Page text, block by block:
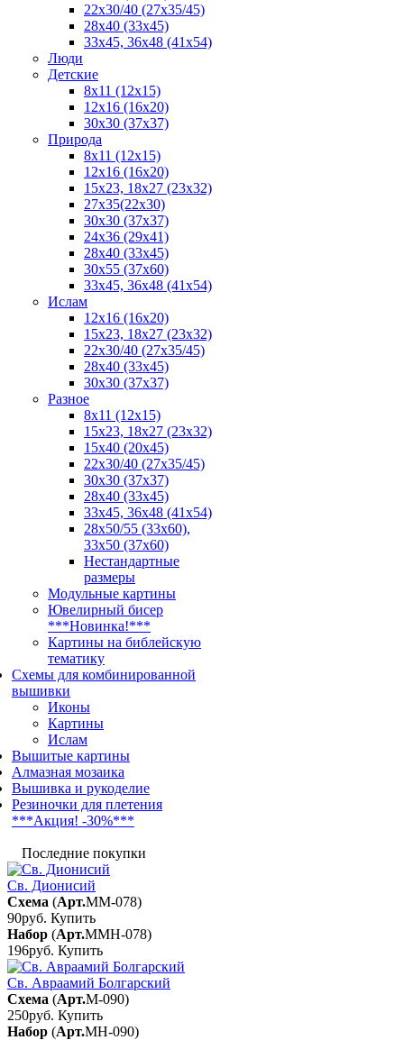
22x30/40 (27x35/45)
28х40 (33х45)
33х45, 36х48 (41х54)
Люди
Детские
8x11 (12x15)
12x16 (16x20)
30х30 (37х37)
Природа
8x11 (12x15)
12x16 (16х20)
15x23, 18х27 (23х32)
27х35(22x30)
30х30 (37х37)
24х36 (29х41)
28x40 (33x45)
30x55 (37x60)
33х45, 36x48 (41x54)
Ислам
12х16 (16х20)
15x23, 18х27 (23х32)
22х30/40 (27х35/45)
28х40 (33х45)
30x30 (37x37)
Разное
8x11 (12x15)
15x23, 18х27 (23х32)
15x40 (20x45)
22х30/40 (27х35/45)
30x30 (37x37)
28x40 (33x45)
33х45, 36х48 (41х54)
28х50/55 (33х60),
33x50 (37x60)
Нестандартные
размеры
Модульные картины
Ювелирный бисер
***Новинка!***
Картины на библейскую
тематику
Схемы для комбинированной
вышивки
Иконы
Картины
Ислам
Вышитые картины
Алмазная мозаика
Вышивка и рукоделие
Резиночки для плетения
***Акция! -30%***
Последние покупки
Св. Дионисий
Схема (Арт.ММ-078)
90руб. Купить
Набор (Арт.ММН-078)
196руб. Купить
Св. Авраамий Болгарский
Схема (Арт.М-090)
250руб. Купить
Набор (Арт.МН-090)